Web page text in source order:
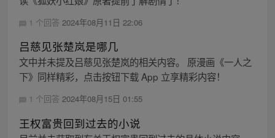
1 个回答 2024年08月11日 22:06
吕慈见张楚岚是哪几
文中并未提及吕慈见张楚岚的相关内容。 原漫画《一人之
下》同样精彩，点击按钮下载 App 立享精彩内容！
1 个回答 2024年08月15日 01:55
王权富贵回到过去的小说